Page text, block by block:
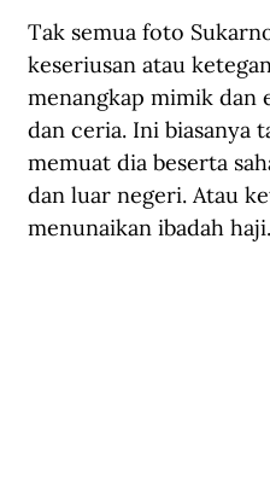
Tak semua foto
keseriusan atau
menangkap mimik dan
dan ceria. Ini biasanya
memuat dia beserta
dan luar negeri. Atau
menunaikan ibadah haji.